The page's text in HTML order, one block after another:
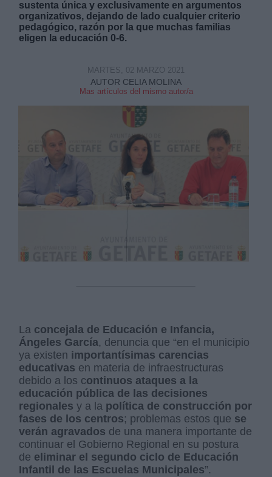
sustenta única y exclusivamente en argumentos
organizativos, dejando de lado cualquier criterio
pedagógico, razón por la que muchas familias
eligen la educación 0-6.
AUTOR CELIA MOLINA
Mas artículos del mismo autor/a
MARTES, 02 MARZO 2021
La concejala de Educación e Infancia,
Ángeles García, denuncia que “en el municipio
ya existen importantísimas carencias
educativas en materia de infraestructuras
debido a los continuos ataques a la
educación pública de las decisiones
regionales y a la política de construcción por
fases de los centros; problemas estos que se
verán agravados de una manera importante de
continuar el Gobierno Regional en su postura
de eliminar el segundo ciclo de Educación
Infantil de las Escuelas Municipales”.
Derechos:
Información adicional